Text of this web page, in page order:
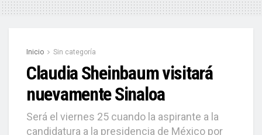
Inicio Sin categoría
Claudia Sheinbaum visitará
nuevamente Sinaloa
Será el viernes 25 cuando la aspirante a la
candidatura a la presidencia de México por